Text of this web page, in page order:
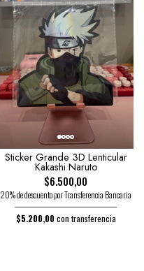
Sticker Grande 3D Lenticular
Kakashi Naruto
$6.500,00
20% de descuento por Transferencia Bancaria
$5.200,00 con transferencia